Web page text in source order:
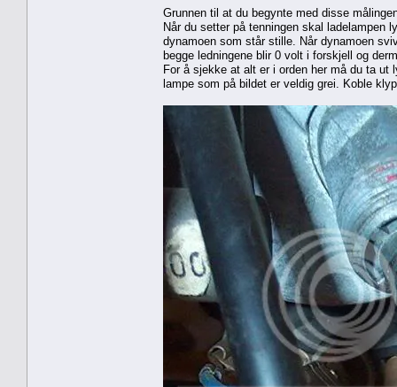
Grunnen til at du begynte med disse
Når du setter på tenningen skal ladelampen
dynamoen som står stille. Når dynamoen
begge ledningene blir 0 volt i forskjell og
For å sjekke at alt er i orden her må du ta
lampe som på bildet er veldig grei. Koble